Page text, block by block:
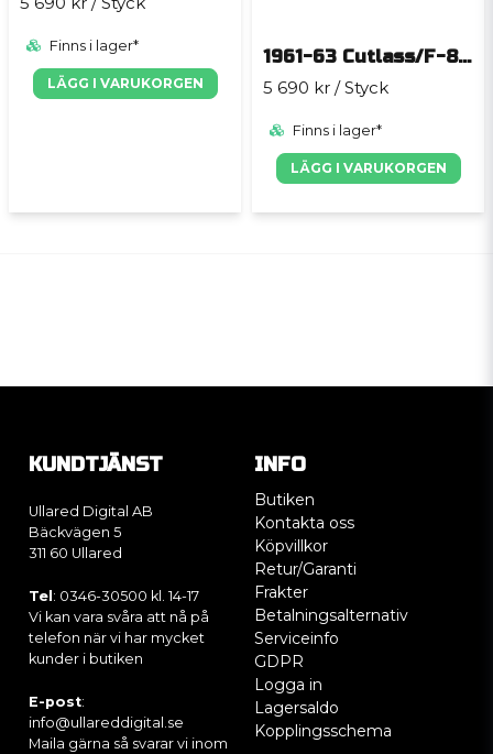
Finns i lager*
LÄGG I VARUKORGEN
1961-63 Cutlass/F-85 SAN DIEGO
5 690 kr / Styck
Finns i lager*
LÄGG I VARUKORGEN
KUNDTJÄNST
Ullared Digital AB
Bäckvägen 5
311 60 Ullared
Tel : 0346-30500 kl. 14-17
Vi kan vara svåra att nå på
telefon när vi har mycket
kunder i butiken
E-post:
info@ullareddigital.se
Maila gärna så svarar vi inom
INFO
Butiken
Kontakta oss
Köpvillkor
Retur/Garanti
Frakter
Betalningsalternativ
Serviceinfo
GDPR
Logga in
Lagersaldo
Kopplingsschema